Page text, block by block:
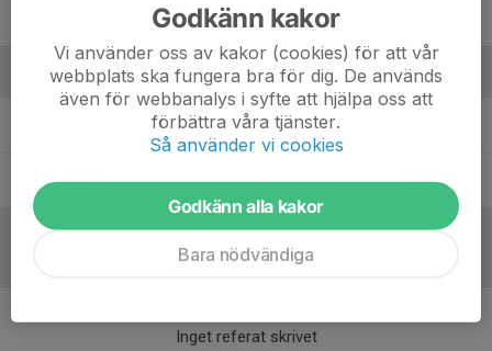
Tea Smedbo
Ledare
Patrik KahlinTränare
Richard NylénTränare
Inget referat skrivet
Godkänn kakor
Vi använder oss av kakor (cookies) för att vår
webbplats ska fungera bra för dig. De används
även för webbanalys i syfte att hjälpa oss att
förbättra våra tjänster.
Så använder vi cookies
Godkänn alla kakor
Bara nödvändiga